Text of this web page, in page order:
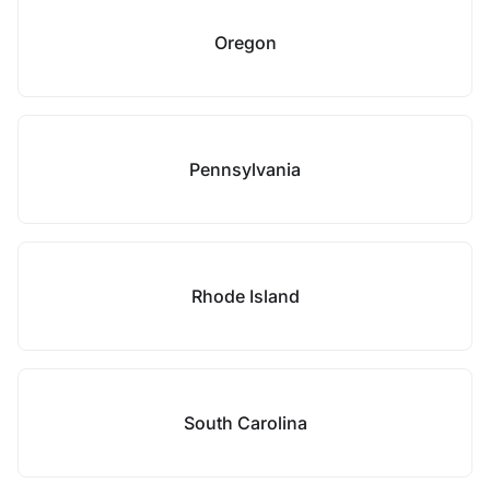
Oregon
Pennsylvania
Rhode Island
South Carolina